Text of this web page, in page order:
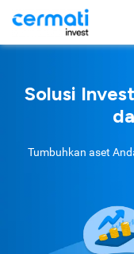
Solusi
Tumbuhkan aset